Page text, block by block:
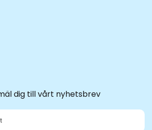
dig till vårt nyhetsbrev